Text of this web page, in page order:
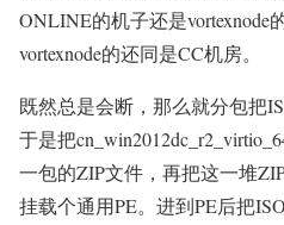
ONLINE的机子还是vortexnode
vortexnode的还同是CC机房。
既然总是会断，那么就分包把
于是把
一包的ZIP文件，再把这一堆
挂载个通用PE。进到PE后把